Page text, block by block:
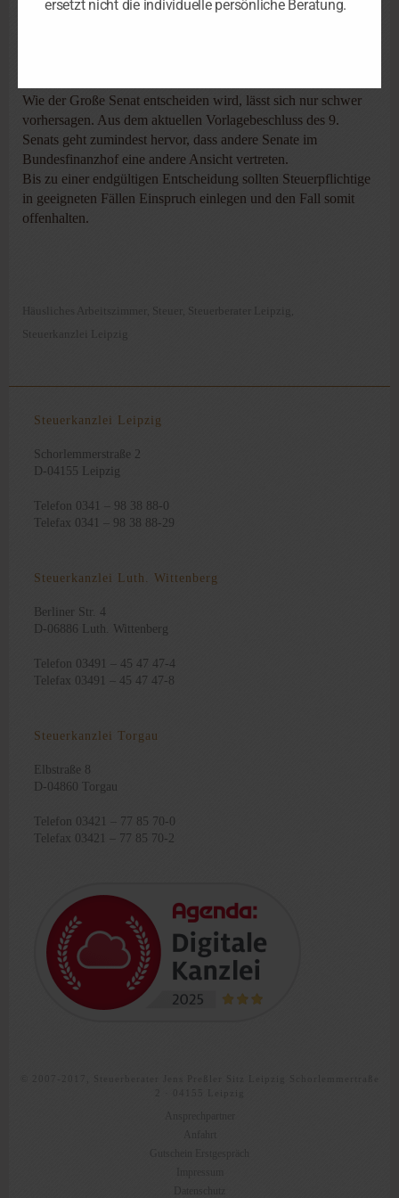
Wie der Große Senat entscheiden wird, lässt sich nur schwer
vorhersagen. Aus dem aktuellen Vorlagebeschluss des 9.
Senats geht zumindest hervor, dass andere Senate im
Bundesfinanzhof eine andere Ansicht vertreten.
Bis zu einer endgültigen Entscheidung sollten Steuerpflichtige
in geeigneten Fällen Einspruch einlegen und den Fall somit
offenhalten.
Häusliches Arbeitszimmer Steuer Steuerberater Leipzig ,
Steuerkanzlei Leipzig
Steuerkanzlei Leipzig
Schorlemmerstraße 2
D-04155 Leipzig
Telefon 0341 – 98 38 88-0
Telefax 0341 – 98 38 88-29
Steuerkanzlei Luth. Wittenberg
Berliner Str. 4
D-06886 Luth. Wittenberg
Telefon 03491 – 45 47 47-4
Telefax 03491 – 45 47 47-8
Steuerkanzlei Torgau
Elbstraße 8
D-04860 Torgau
Telefon 03421 – 77 85 70-0
Telefax 03421 – 77 85 70-2
ersetzt nicht die individuelle persönliche Beratung.